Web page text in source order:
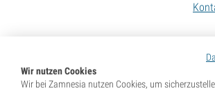
Wir nutzen Cookies
Wir bei Zamnesia nutzen Cookies, um